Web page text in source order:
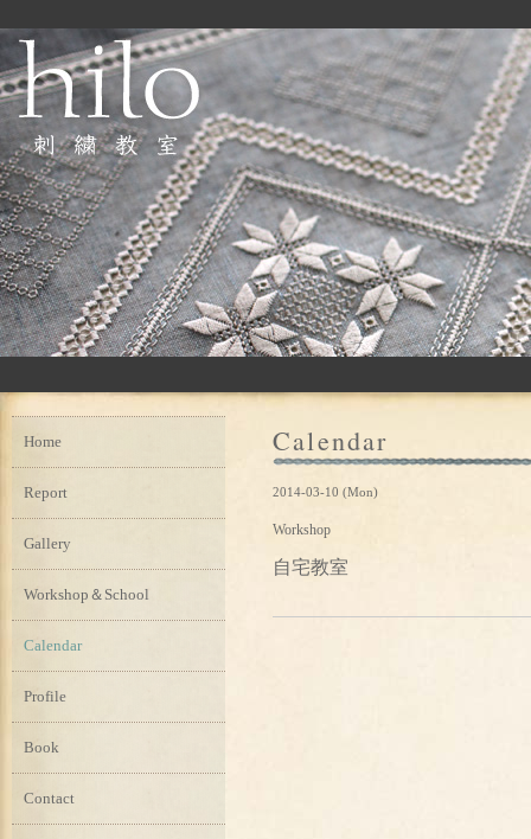
Calendar
2014-03-10 (Mon)
Workshop
自宅教室
Home
Report
Gallery
Workshop＆School
Calendar
Profile
Book
Contact